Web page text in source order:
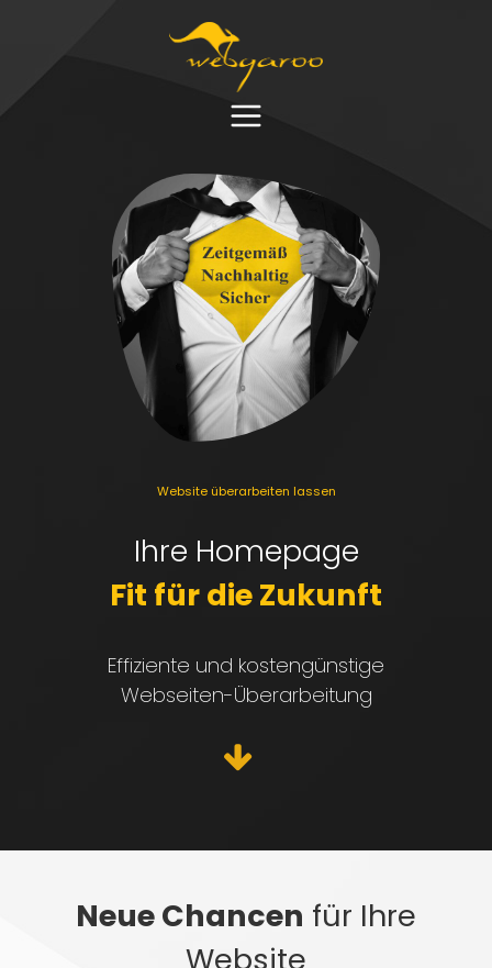
Website überarbeiten lassen
Ihre Homepage
Fit für die Zukunft
Effiziente und kostengünstige
Webseiten-Überarbeitung
Neue Chancen für Ihre
Website